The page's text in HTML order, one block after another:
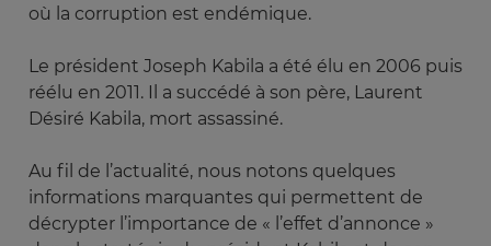
où la corruption est endémique.
Le président Joseph Kabila a été élu en 2006 puis
réélu en 2011. Il a succédé à son père, Laurent
Désiré Kabila, mort assassiné.
Au fil de l’actualité, nous notons quelques
informations marquantes qui permettent de
décrypter l’importance de « l’effet d’annonce »